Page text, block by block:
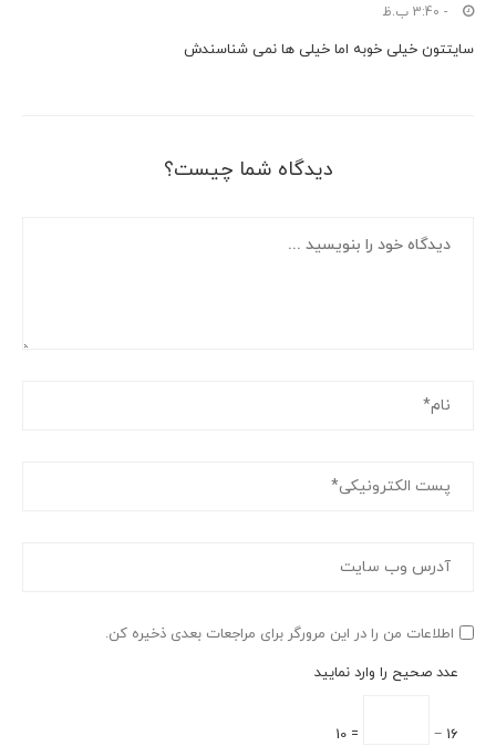
- 3:40 ب.ظ
سایتتون خیلی خوبه اما خیلی ها نمی شناسندش
دیدگاه شما چیست؟
اطلاعات من را در این مرورگر برای مراجعات بعدی ذخیره کن.
عدد صحیح را وارد نمایید
16 −
= 10